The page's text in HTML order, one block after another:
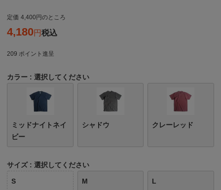
定価 4,400 のところ
4,180 税込
209 ポイント進呈
カラー 選択してください
ミッドナイトネイ
ビー
シャドウ クレーレッド
サイズ 選択してください
S M L